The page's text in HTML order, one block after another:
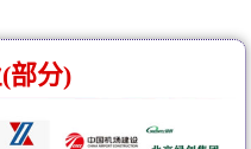
部分)